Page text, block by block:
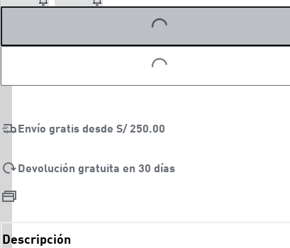
LOADING...
LOADING...
Envío gratis desde S/ 250.00
Devolución gratuita en 30 días
Descripción